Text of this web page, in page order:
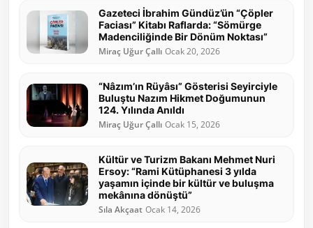
Gazeteci İbrahim Gündüz’ün “Çöpler
Faciası” Kitabı Raflarda: “Sömürge
Madenciliğinde Bir Dönüm Noktası”
Miraç Uğur Çallı Ocak 20, 2026
“Nâzım’ın Rüyâsı” Gösterisi Seyirciyle
Buluştu Nazım Hikmet Doğumunun
124. Yılında Anıldı
Miraç Uğur Çallı Ocak 15, 2026
Kültür ve Turizm Bakanı Mehmet Nuri
Ersoy: “Rami Kütüphanesi 3 yılda
yaşamın içinde bir kültür ve buluşma
mekânına dönüştü”
Sıla Akçaat Ocak 14, 2026